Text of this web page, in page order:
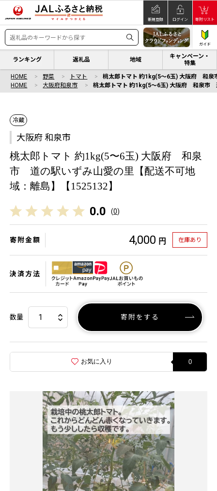
新規登録 ログイン 寄附リスト
ガイド
ランキング 返礼品 地域
キャンペーン・
特集
HOME 野菜 トマト
桃太郎トマト 約1kg(5〜6玉) 大阪府 和泉
HOME
大阪府和泉市 桃太郎トマト 約1kg(5〜6玉) 大阪府 和泉市
冷蔵
大阪府 和泉市
桃太郎トマト 約1kg(5〜6玉) 大阪府 和泉
市 道の駅いずみ山愛の里【配送不可地
域：離島】【1525132】
0.0 (0)
寄附金額 4,000 円 在庫あり
決済方法
数量 寄附をする
お気に入り 0